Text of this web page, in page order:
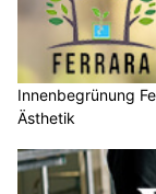
Innenbegrünung
Ästhetik